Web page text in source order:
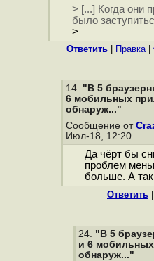
> [...] Когда они
было
>
Ответить Правка|
14. "В 5
6 мобильных
обнаруж..."
Сообщение от
Июл-18, 12:20
Да чёрт бы
проблем
больше. А так
Ответить
24. "В 5
и 6
обнаруж..."